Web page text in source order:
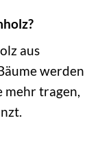
aus
werden
mehr tragen,